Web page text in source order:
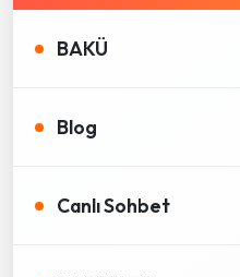
BAKÜ
Blog
Canlı Sohbet